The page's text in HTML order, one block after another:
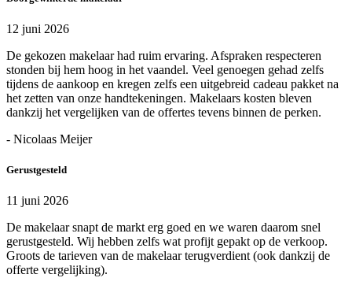
12 juni 2026
De gekozen makelaar had ruim ervaring. Afspraken respecteren
stonden bij hem hoog in het vaandel. Veel genoegen gehad zelfs
tijdens de aankoop en kregen zelfs een uitgebreid cadeau pakket na
het zetten van onze handtekeningen. Makelaars kosten bleven
dankzij het vergelijken van de offertes tevens binnen de perken.
- Nicolaas Meijer
Gerustgesteld
11 juni 2026
De makelaar snapt de markt erg goed en we waren daarom snel
gerustgesteld. Wij hebben zelfs wat profijt gepakt op de verkoop.
Groots de tarieven van de makelaar terugverdient (ook dankzij de
offerte vergelijking).